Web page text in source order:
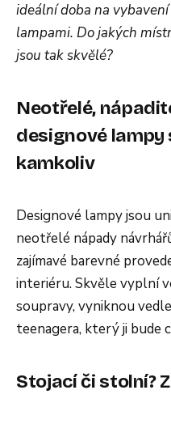
ideální doba na
lampami. Do jakých
jsou tak skvělé?
Neotřelé,
designové lampy
kamkoliv
Designové lampy jsou
neotřelé nápady
zajímavé barevné
interiéru. Skvěle vyplní
soupravy, vyniknou
teenagera, který ji bude
Stojací či stolní?